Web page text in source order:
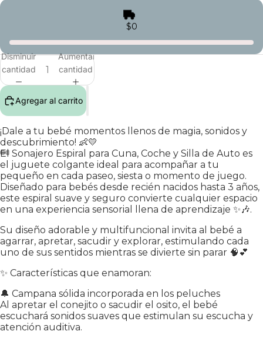
$0
Disminuir
cantidad
Aumentar
cantidad
Agregar al carrito
¡Dale a tu bebé momentos llenos de magia, sonidos y
descubrimiento! 👶💛
El Sonajero Espiral para Cuna, Coche y Silla de Auto es
el juguete colgante ideal para acompañar a tu
pequeño en cada paseo, siesta o momento de juego.
Diseñado para bebés desde recién nacidos hasta 3 años,
este espiral suave y seguro convierte cualquier espacio
en una experiencia sensorial llena de aprendizaje ✨🎶.
Su diseño adorable y multifuncional invita al bebé a
agarrar, apretar, sacudir y explorar, estimulando cada
uno de sus sentidos mientras se divierte sin parar 🧠💕
✨ Características que enamoran:
🔔 Campana sólida incorporada en los peluches
Al apretar el conejito o sacudir el osito, el bebé
escuchará sonidos suaves que estimulan su escucha y
atención auditiva.